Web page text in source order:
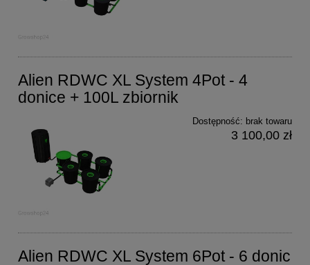
Alien RDWC XL System 4Pot - 4
donice + 100L zbiornik
Dostępność: brak towaru
3 100,00 zł
Alien RDWC XL System 6Pot - 6 donic